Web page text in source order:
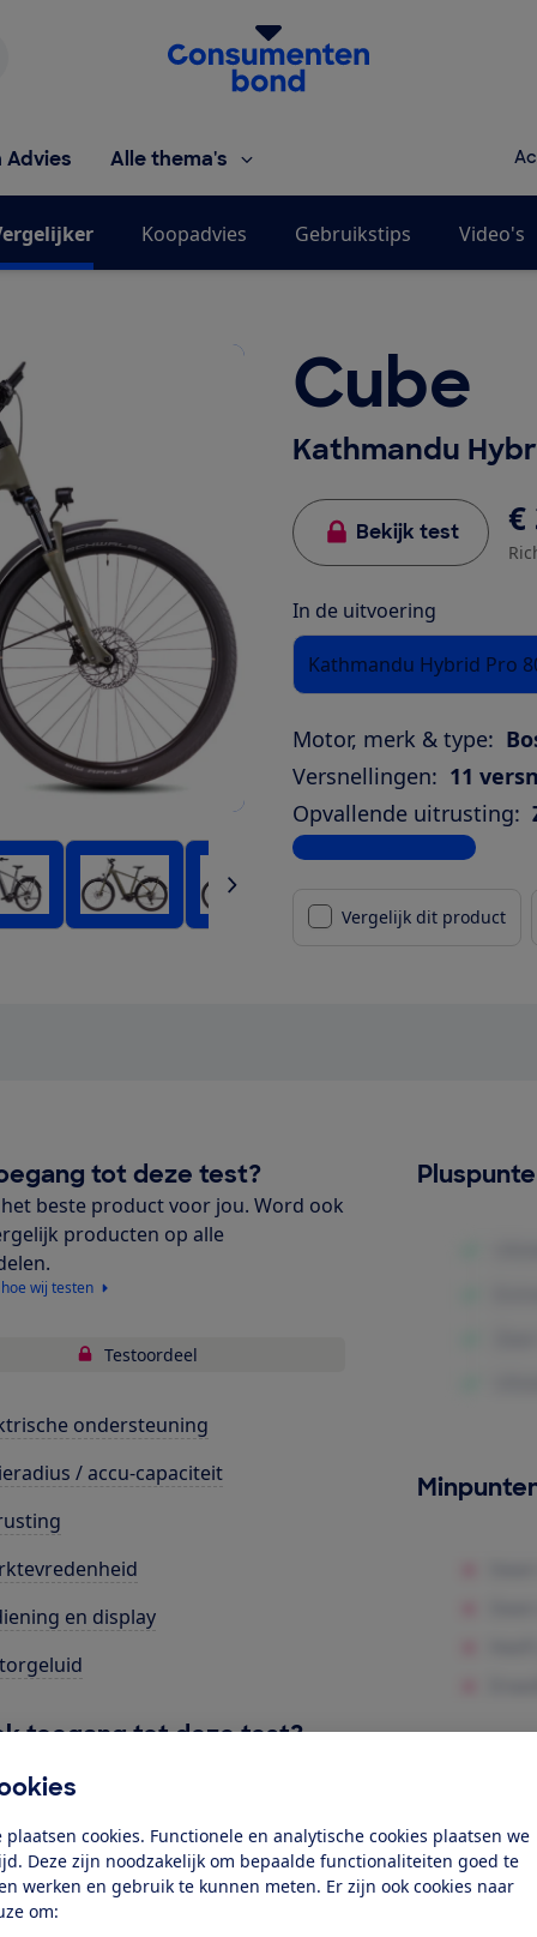
plaatsen cookies. Functionele en analytische cookies plaatsen we
Deze zijn noodzakelijk om bepaalde functionaliteiten goed te
werken en gebruik te kunnen meten. Er zijn ook cookies naar
om:
Homepage van de Consumentenbond
Advies Alle thema's
Koopadvies Gebruikstips Video's
Cube
Kathmandu
Bekijk test €
In de uitvoering
Kathmandu Hybrid Pro
Motor, merk & type:
Versnellingen: 11
Opvallende uitrusting:
Bekijk alle specificaties
Vergelijk dit product
tot deze test?
beste product voor jou. Word ook
producten op alle
wij testen
Testoordeel
ondersteuning
/ accu-capaciteit
en display
toegang tot deze test?
Al lid? Log in